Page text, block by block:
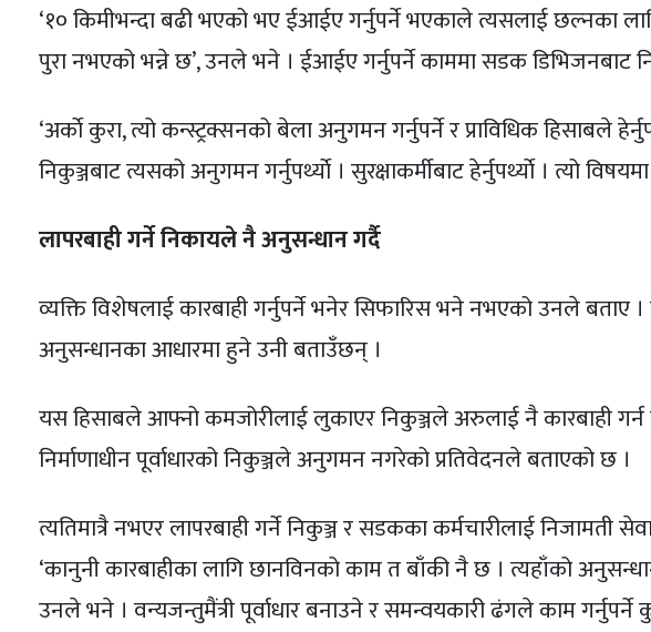
‘१० किमीभन्दा बढी भएको भए ईआईए गर्नुपर्ने भएकाले त्यसलाई छल्नका
पुरा नभएको भन्ने छ’, उनले भने । ईआईए गर्नुपर्ने काममा सडक
‘अर्काे कुरा, त्यो कन्स्ट्रक्सनको बेला अनुगमन गर्नुपर्ने र प्राविधिक हिसाबले
निकुञ्जबाट त्यसको अनुगमन गर्नुपर्थ्याे । सुरक्षाकर्मीबाट हेर्नुपर्थ्याे । त्यो
लापरबाही गर्ने निकायले नै अनुसन्धान गर्दै
व्यक्ति विशेषलाई कारबाही गर्नुपर्ने भनेर सिफारिस भने नभएको उनले बताए
अनुसन्धानका आधारमा हुने उनी बताउँछन् ।
यस हिसाबले आफ्नो कमजोरीलाई लुकाएर निकुञ्जले अरुलाई नै कारबाही गर्न
निर्माणाधीन पूर्वाधारको निकुञ्जले अनुगमन नगरेको प्रतिवेदनले बताएको छ ।
त्यतिमात्रै नभएर लापरबाही गर्ने निकुञ्ज र सडकका कर्मचारीलाई निजामती
‘कानुनी कारबाहीका लागि छानविनको काम त बाँकी नै छ । त्यहाँको
उनले भने । वन्यजन्तुमैंत्री पूर्वाधार बनाउने र समन्वयकारी ढंगले काम